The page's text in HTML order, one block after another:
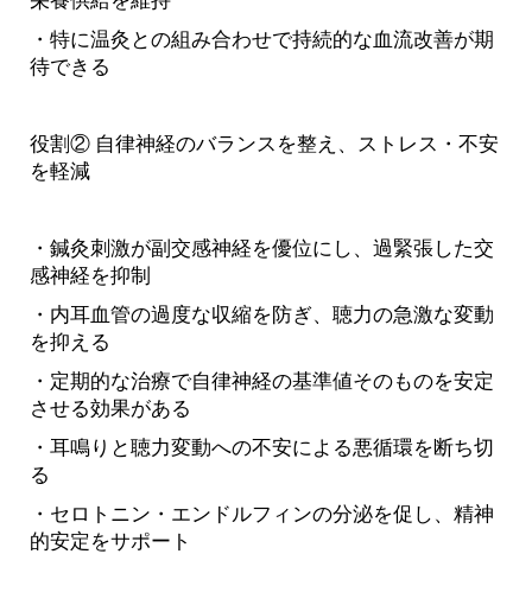
・特に温灸との組み合わせで持続的な血流改善が期
待できる
役割② 自律神経のバランスを整え、ストレス・不安
を軽減
・鍼灸刺激が副交感神経を優位にし、過緊張した交
感神経を抑制
・内耳血管の過度な収縮を防ぎ、聴力の急激な変動
を抑える
・定期的な治療で自律神経の基準値そのものを安定
させる効果がある
・耳鳴りと聴力変動への不安による悪循環を断ち切
る
・セロトニン・エンドルフィンの分泌を促し、精神
的安定をサポート